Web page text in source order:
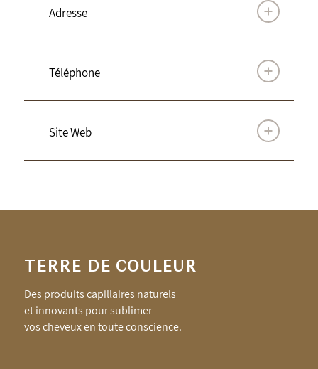
Adresse
Téléphone
Site Web
TERRE DE COULEUR
Des produits capillaires naturels
et innovants pour sublimer
vos cheveux en toute conscience.